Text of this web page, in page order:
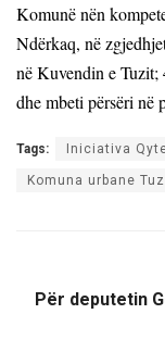
Komunë nën
Ndërkaq, në
në Kuvendin e Tuzit;
dhe mbeti përsëri
Tags: Iniciativa
Komuna urbane Tuz
Për deputetin